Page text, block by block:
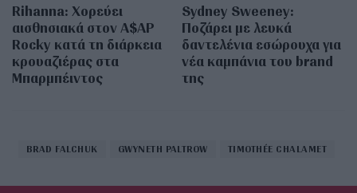
Rihanna: Χορεύει
αισθησιακά στον A$AP
Rocky κατά τη διάρκεια
κρουαζιέρας στα
Μπαρμπέιντος
Sydney Sweeney:
Ποζάρει με λευκά
δαντελένια εσώρουχα για
νέα καμπάνια του brand
της
BRAD FALCHUK GWYNETH PALTROW TIMOTHÉE CHALAMET